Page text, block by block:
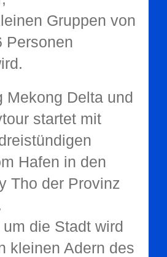
Gruppen von
Personen
Mekong Delta und
startet mit
Hafen in den
Tho der Provinz
die Stadt wird
kleinen Adern des